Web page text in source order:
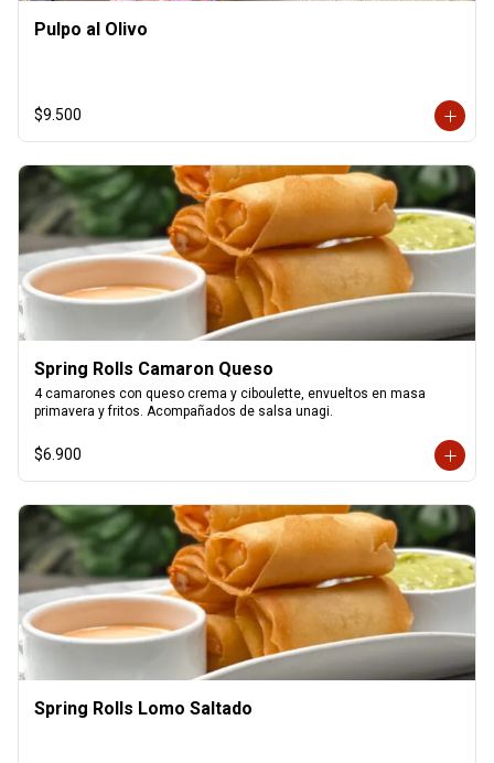
Pulpo al Olivo
$9.500
Spring Rolls Camaron Queso
4 camarones con queso crema y ciboulette, envueltos en masa
primavera y fritos. Acompañados de salsa unagi.
$6.900
Spring Rolls Lomo Saltado